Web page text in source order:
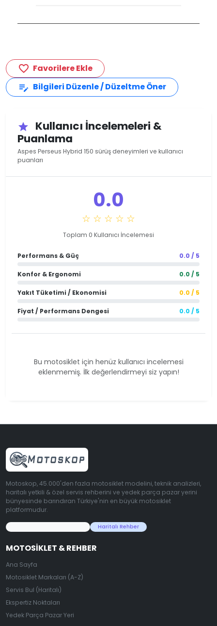
favorite_border Favorilere Ekle
edit_note Bilgileri Düzenle / Düzeltme Öner
star
Kullanıcı İncelemeleri &
Puanlama
Aspes Perseus Hybrid 150 sürüş deneyimleri ve kullanıcı
puanları
0.0
☆ ☆ ☆ ☆ ☆
Toplam 0 Kullanıcı İncelemesi
Performans & Güç 0.0 / 5
Konfor & Ergonomi 0.0 / 5
Yakıt Tüketimi / Ekonomisi 0.0 / 5
Fiyat / Performans Dengesi 0.0 / 5
Bu motosiklet için henüz kullanıcı incelemesi
eklenmemiş. İlk değerlendirmeyi siz yapın!
Motoskop, 45.000'den fazla motosiklet modelini, teknik analizleri,
haritalı yetkili & özel servis rehberini ve yedek parça pazar yerini
bünyesinde barındıran Türkiye'nin en büyük motosiklet
platformudur.
Haritalı Rehber
MOTOSIKLET & REHBER
Ana Sayfa
Motosiklet Markaları (A-Z)
Servis Bul (Haritalı)
Ekspertiz Noktaları
Yedek Parça Pazar Yeri